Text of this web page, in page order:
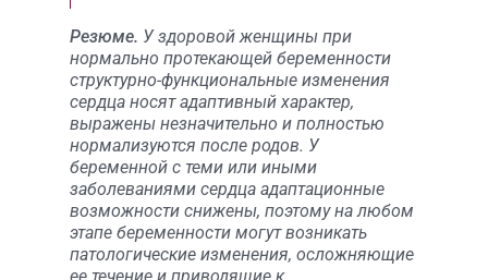
Резюме. У здоровой женщины при
нормально протекающей беременности
структурно-функциональные изменения
сердца носят адаптивный характер,
выражены незначительно и полностью
нормализуются после родов. У
беременной с теми или иными
заболеваниями сердца адаптационные
возможности снижены, поэтому на любом
этапе беременности могут возникать
патологические изменения, осложняющие